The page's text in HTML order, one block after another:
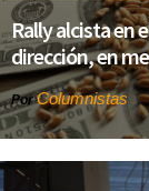
Rally alcista en
dirección, en
PorColumnistas